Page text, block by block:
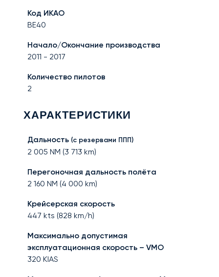
Код ИКАО
BE40
Начало/Окончание производства
2011 - 2017
Количество пилотов
2
ХАРАКТЕРИСТИКИ
Дальность (с резервами ППП)
2 005 NM (3 713 km)
Перегоночная дальность полёта
2 160 NM (4 000 km)
Крейсерская скорость
447 kts (828 km/h)
Максимально допустимая
эксплуатационная скорость – VMO
320 KIAS